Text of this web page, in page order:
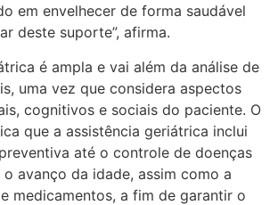
em envelhecer de forma saudável
deste suporte”, afirma.
é ampla e vai além da análise de
uma vez que considera aspectos
cognitivos e sociais do paciente. O
que a assistência geriátrica inclui
até o controle de doenças
avanço da idade, assim como a
medicamentos, a fim de garantir o